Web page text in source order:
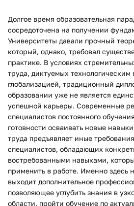
Долгое время образовательная
сосредоточена на получении
Университеты давали прочный
который, однако, требовал
практике. В условиях
труда, диктуемых технологическим
глобализацией, традиционный
образовании уже не является
успешной карьеры. Современные
специалистов постоянного
готовности осваивать новые
труда предъявляет иные
специалистов, обладающих
востребованными навыками,
применить в работе. Именно здесь
выходит дополнительное
позволяющее углубить знания в
области, пройти обучение по